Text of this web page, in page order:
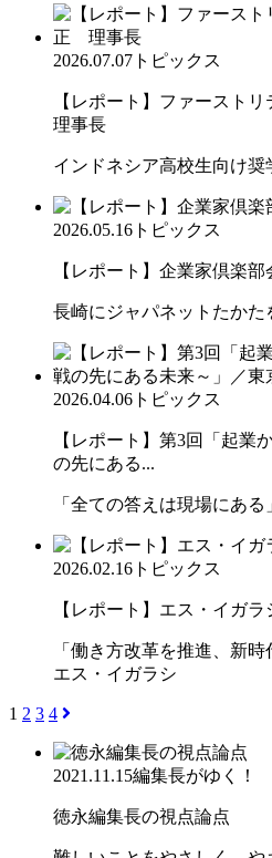
2026.07.07 トピックス
【レポート】ファースト
理事長
インドネシア高校生向け奨
2026.05.16 トピックス
【レポート】企業家倶楽
長崎にジャパネットたか
2026.04.06 トピックス
【レポート】第3回「起
の先にある...
「全ての答えは現場にある
2026.02.16 トピックス
【レポート】エス・イガラ
「働き方改革を推進、新
エス・イガラシ
1 2 3 4
2021.11.15編集長がゆく！
徳永編集長の視点論点